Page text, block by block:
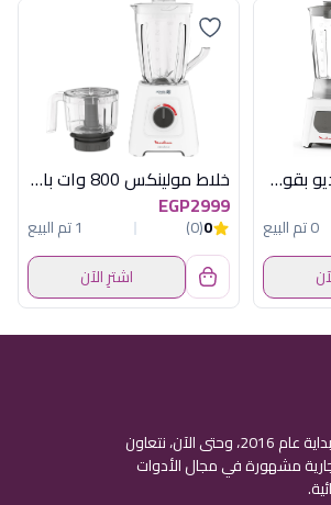
خلاط مولينكس بلينديو بقوة 450 وات، سعة 1.5 لتر مع مطحنة وفرامة - أبيض (LM2B3126)
0 تم البيع
خلاط مولينكس 800 وات بالكبة بليند فورس
EGP2999
0
(0)
1 تم البيع
اشترِ الآن
تأسست myhome في البداية عام 2016، وحتى الآن، نتعاون
علامة تجارية مشهورة في مجال الأدوات